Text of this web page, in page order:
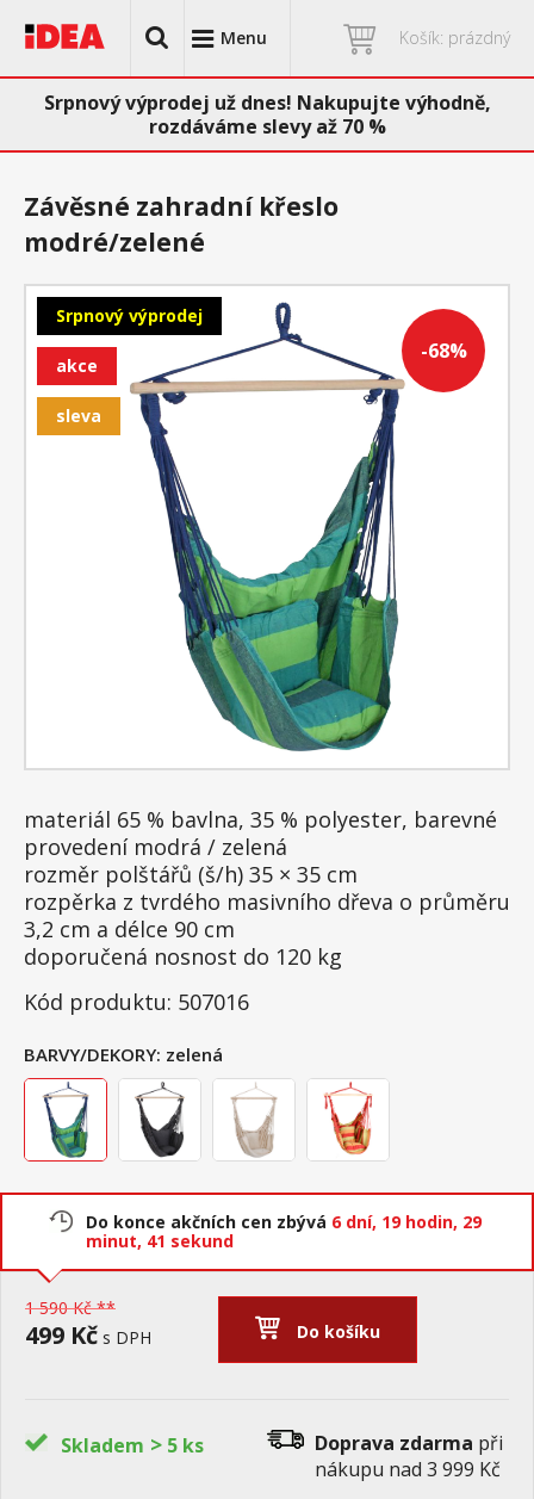
Menu Košík: prázdný
Srpnový výprodej už dnes! Nakupujte výhodně,
rozdáváme slevy až 70 %
-68%
Srpnový výprodej
akce
sleva
Závěsné zahradní křeslo
modré/zelené
materiál 65 % bavlna, 35 % polyester, barevné
provedení modrá / zelená
rozměr polštářů (š/h) 35 × 35 cm
rozpěrka z tvrdého masivního dřeva o průměru
3,2 cm a délce 90 cm
doporučená nosnost do 120 kg
Kód produktu: 507016
BARVY/DEKORY: zelená
Do konce akčních cen zbývá 6 dní, 19 hodin, 29
minut, 40 sekund
1 590 Kč **
499 Kč s DPH Do košíku
Skladem > 5 ks Doprava zdarma při
nákupu nad 3 999 Kč